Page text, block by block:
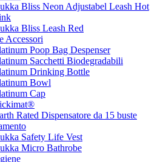
Bliss Neon Adjustabel Leash Hot
Bliss Leash Red
Accessori
Poop Bag Despenser
Sacchetti Biodegradabili
Drinking Bottle
Bowl
Cap
Rated Dispensatore da 15 buste
Safety Life Vest
Micro Bathrobe